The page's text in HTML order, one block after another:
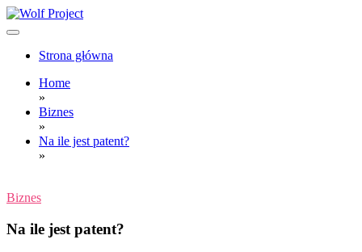
Skip
to
Wolf Project
Strona główna
Home
»
Biznes
»
Na ile jest patent?
»
Biznes
Na ile jest patent?